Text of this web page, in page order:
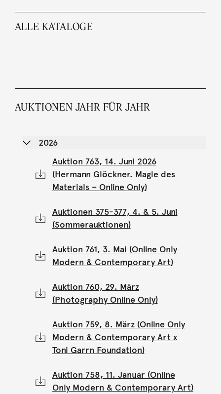
ALLE KATALOGE
AUKTIONEN JAHR FÜR JAHR
2026
Auktion 763, 14. Juni 2026
(Hermann Glöckner. Magie des
Materials – Online Only)
Auktionen 375-377, 4. & 5. Juni
(Sommerauktionen)
Auktion 761, 3. Mai (Online Only
Modern & Contemporary Art)
Auktion 760, 29. März
(Photography Online Only)
Auktion 759, 8. März (Online Only
Modern & Contemporary Art x
Toni Garrn Foundation)
Auktion 758, 11. Januar (Online
Only Modern & Contemporary Art)